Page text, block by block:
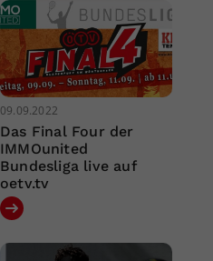
09.09.2022
Das Final Four der
IMMOunited
Bundesliga live auf
oetv.tv